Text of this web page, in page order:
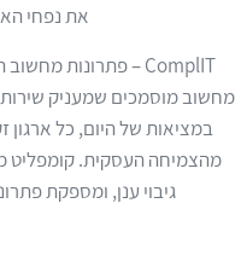
את נפחי
מחשוב מוסמכים שמעניק
במציאות של היום, כל
גיבוי ענן, ומספקת